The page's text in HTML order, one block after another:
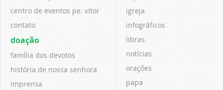
centro de eventos pe. vitor
contato
doação
família dos devotos
história de nossa senhora
imprensa
igreja
infográficos
libras
notícias
orações
papa